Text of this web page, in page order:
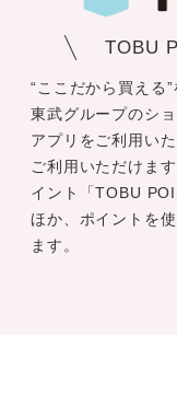
TOBU
“ここだから買える
東武グループのシ
アプリをご利用い
ご利用いただけま
イント「TOBU
ほか、ポイントを
ます。